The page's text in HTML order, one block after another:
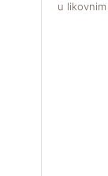
u